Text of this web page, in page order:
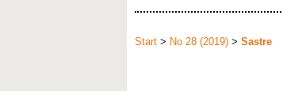
Start > No 28 (2019) > Sastre